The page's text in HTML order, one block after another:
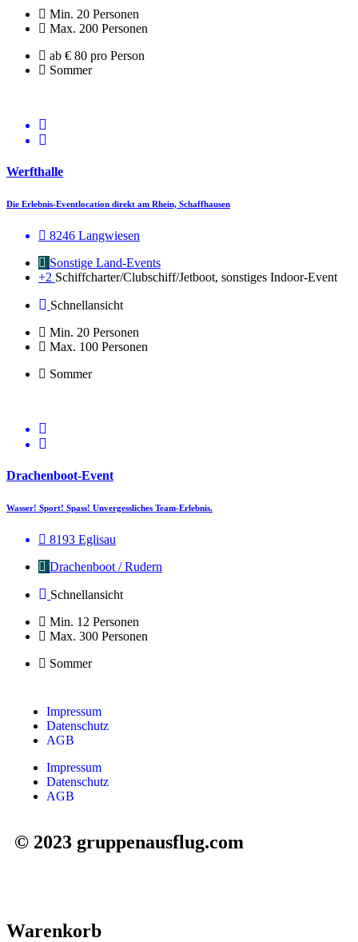
Min. 20 Personen
Max. 200 Personen
ab € 80 pro Person
Sommer
Werfthalle
Die Erlebnis-Eventlocation direkt am Rhein, Schaffhausen
8246 Langwiesen
Sonstige Land-Events
+2 Schiffcharter/Clubschiff/Jetboot, sonstiges Indoor-Event
Schnellansicht
Min. 20 Personen
Max. 100 Personen
Sommer
Drachenboot-Event
Wasser! Sport! Spass! Unvergessliches Team-Erlebnis.
8193 Eglisau
Drachenboot / Rudern
Schnellansicht
Min. 12 Personen
Max. 300 Personen
Sommer
Impressum
Datenschutz
AGB
Impressum
Datenschutz
AGB
© 2023 gruppenausflug.com
Warenkorb